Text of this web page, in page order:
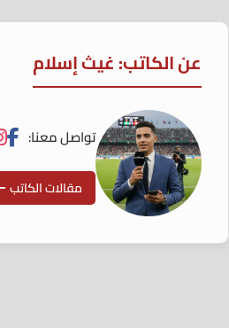
عن الكاتب: غيث إسلام
تواصل معنا:
مقالات الكاتب